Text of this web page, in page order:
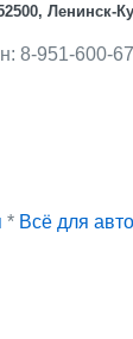
Ленинск-
8-951-600-
* Всё для